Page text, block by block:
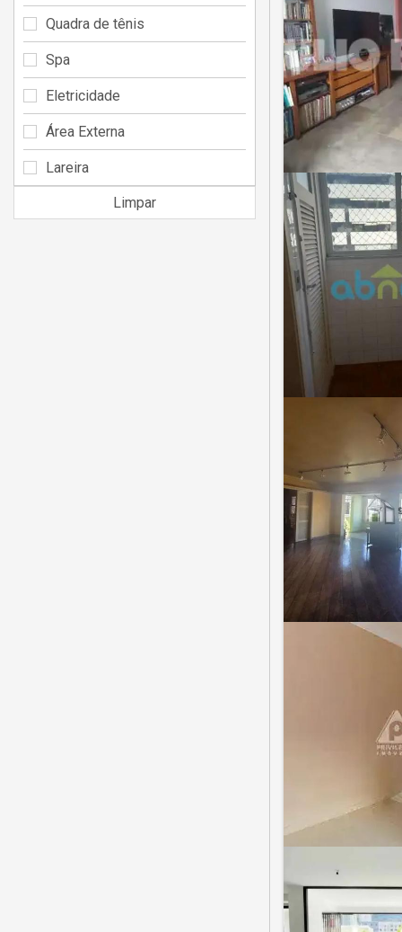
Quadra de tênis
Spa
Eletricidade
Área Externa
Lareira
Limpar